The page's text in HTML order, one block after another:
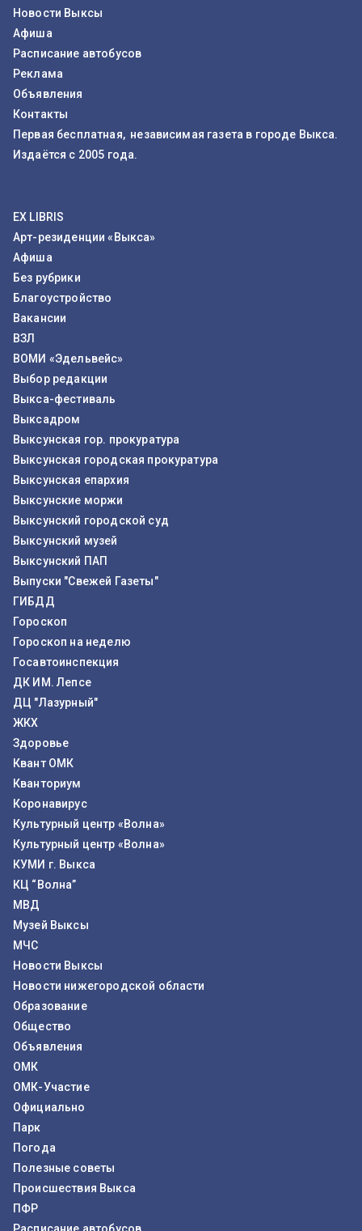
Новости Выксы
Афиша
Расписание автобусов
Реклама
Объявления
Контакты
Первая бесплатная, независимая газета в городе Выкса.
Издаётся с 2005 года.
EX LIBRIS
Арт-резиденции «Выкса»
Афиша
Без рубрики
Благоустройство
Вакансии
ВЗЛ
ВОМИ «Эдельвейс»
Выбор редакции
Выкса-фестиваль
Выксадром
Выксунская гор. прокуратура
Выксунская городская прокуратура
Выксунская епархия
Выксунские моржи
Выксунский городской суд
Выксунский музей
Выксунский ПАП
Выпуски "Свежей Газеты"
ГИБДД
Гороскоп
Гороскоп на неделю
Госавтоинспекция
ДК ИМ. Лепсе
ДЦ "Лазурный"
ЖКХ
Здоровье
Квант ОМК
Кванториум
Коронавирус
Культурный центр «Волна»
Культурный центр «Волна»
КУМИ г. Выкса
КЦ “Волна”
МВД
Музей Выксы
МЧС
Новости Выксы
Новости нижегородской области
Образование
Общество
Объявления
ОМК
ОМК-Участие
Официально
Парк
Погода
Полезные советы
Происшествия Выкса
ПФР